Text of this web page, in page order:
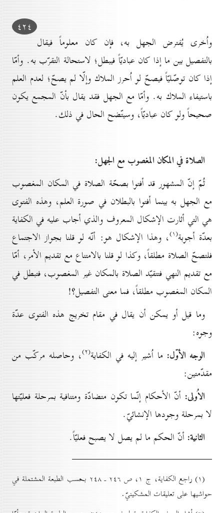
٤۲٤
واُخرى يُفترض الجهل به، فإن كان معلوماً فيقال
بالتفصيل بين ما إذا كان عباديّاً فيبطل؛ لاستحالة التقرّب به. وأمّا
إذا كان توصّليّاً فيصحّ لو اُحرز الملاك وإلّا لم يصحّ؛ لعدم العلم
باستيفاء الملاك به. وأمّا مع الجهل فقد يقال بأنّ المجمع يكون
صحيحاً ولو كان عباديّاً، وسيتّضح الحال في ذلك.
الصلاة في المكان المغصوب مع الجهل:
ثُمّ إنّ المشهور قد أفتوا بصحّة الصلاة في المكان المغصوب
مع الجهل به بينما أفتوا بالبطلان في صورة العلم، وهذه الفتوى
هي التي أثارت الإشكال المعروف والذي أجاب عليه في الكفاية
بعدّة أجوبة(۱) ، وهذا الإشكال هو: أنّه لو قلنا بجواز الاجتماع
فلتصحّ الصلاة مطلقاً، وكذا لو قلنا بالامتناع مع تقديم الأمر، أمّا
مع تقديم النهي فتتقيّد الصلاة بالمكان غير المغصوب، فتبطل في
المكان المغصوب مطلقاً، فما معنى التفصيل؟!
وما قيل أو يمكن أن يقال في مقام تخريج هذه الفتوى عدّة
وجوه:
الوجه الأوّل: ما اُشير إليه في الكفاية(۲) ، وحاصله مركّب من
مقدّمتين:
الاُولى: أنّ الأحكام إنّما تكون متضادّة ومتنافية بمرحلة فعليّتها
لا بمرحلة وجودها الإنشائيّ.
الثانية: أنّ الحكم ما لم يصل لا يصبح فعليّاً.
(۱) راجع الكفاية، ج ۱، ص ۲٤٦ ـ ۲٤۸ بحسب الطبعة المشتملة في
حواشيها على تعليقات المشكينيّ.